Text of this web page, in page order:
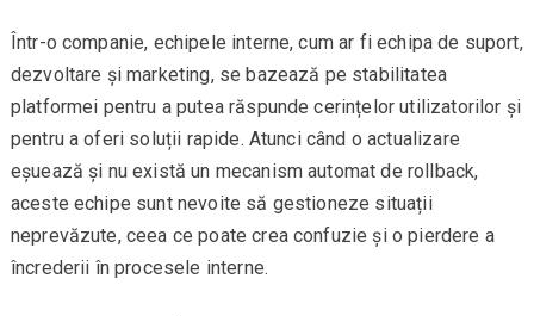
Într-o companie, echipele interne, cum ar fi echipa de suport,
dezvoltare și marketing, se bazează pe stabilitatea
platformei pentru a putea răspunde cerințelor utilizatorilor și
pentru a oferi soluții rapide. Atunci când o actualizare
eșuează și nu există un mecanism automat de rollback,
aceste echipe sunt nevoite să gestioneze situații
neprevăzute, ceea ce poate crea confuzie și o pierdere a
încrederii în procesele interne.